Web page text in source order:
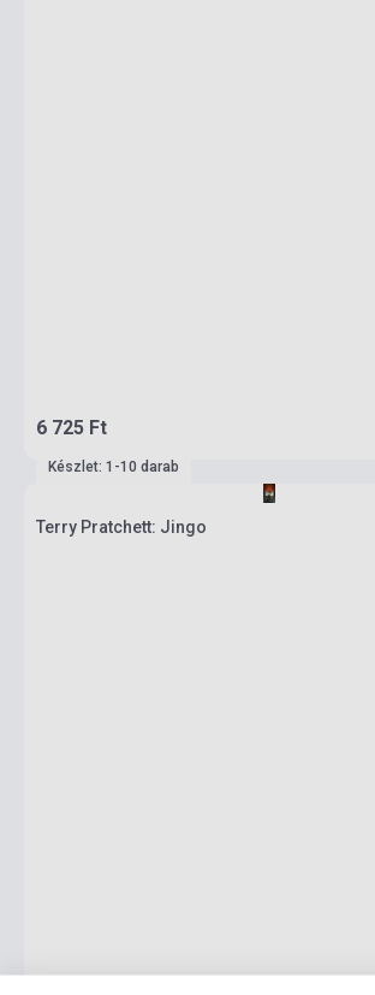
6 725 Ft
Készlet: 1-10 darab
Terry Pratchett: Jingo